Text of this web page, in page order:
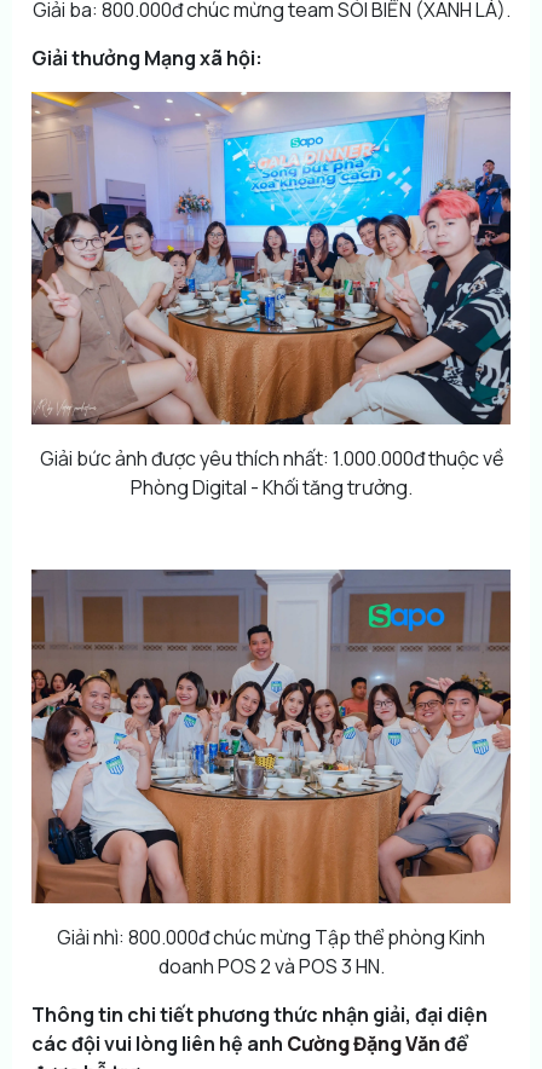
Giải ba: 800.000đ chúc mừng team SÓI BIỂN (XANH LÁ).
Giải thưởng Mạng xã hội:
Giải bức ảnh được yêu thích nhất: 1.000.000đ thuộc về
Phòng Digital - Khối tăng trưởng.
Giải nhì: 800.000đ chúc mừng Tập thể phòng Kinh
doanh POS 2 và POS 3 HN.
Thông tin chi tiết phương thức nhận giải, đại diện
các đội vui lòng liên hệ anh Cường Đặng Vănđể